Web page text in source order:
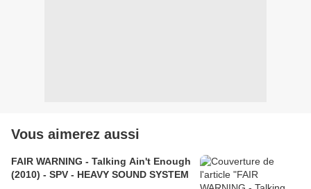
Vous aimerez aussi
FAIR WARNING - Talking Ain't Enough
(2010) - SPV - HEAVY SOUND SYSTEM